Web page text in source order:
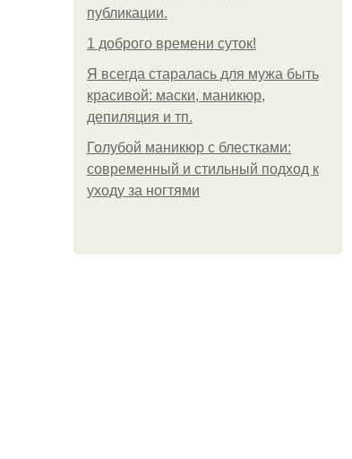
публикации.
1 доброго времени суток!
Я всегда старалась для мужа быть
красивой: маски, маникюр,
депиляция и тп.
Голубой маникюр с блестками:
современный и стильный подход к
уходу за ногтями